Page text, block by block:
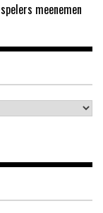
meenemen